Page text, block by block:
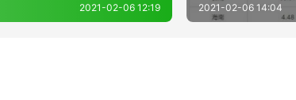
2021-02-06 12:19 2021-02-06 14:04